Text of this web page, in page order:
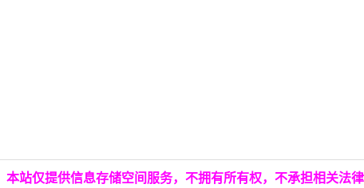
站仅提供信息存储空间服务，不拥有所有权，不承担相关法